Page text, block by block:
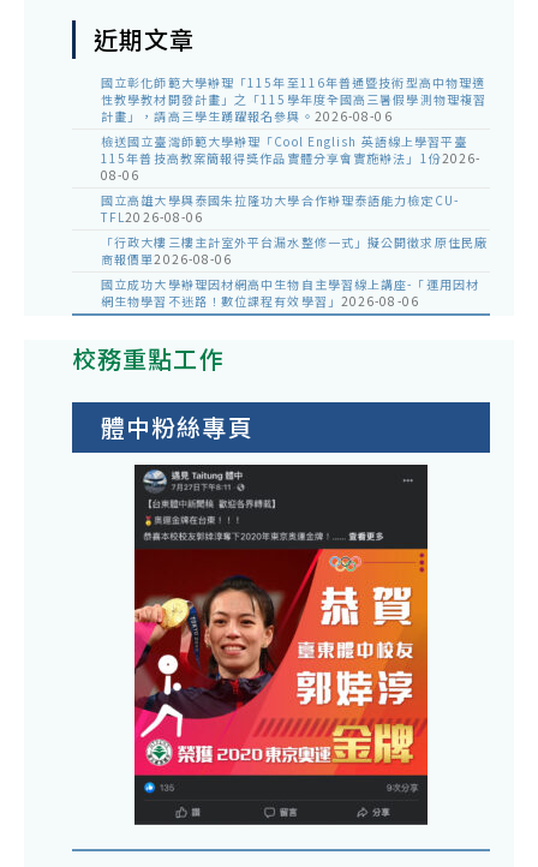
近期文章
國立彰化師範大學辦理「115年至116年普通暨技術型高中物理適
性教學教材開發計畫」之「115學年度全國高三暑假學測物理複習
計畫」，請高三學生踴躍報名參與。 2026-08-06
檢送國立臺灣師範大學辦理「Cool English 英語線上學習平臺
115年普技高教案簡報得獎作品實體分享會實施辦法」1份2026-
08-06
國立高雄大學與泰國朱拉隆功大學合作辦理泰語能力檢定CU-
TFL2026-08-06
「行政大樓三樓主計室外平台漏水整修一式」擬公開徵求原住民廠
商報價單2026-08-06
國立成功大學辦理因材網高中生物自主學習線上講座-「運用因材
網生物學習不迷路！數位課程有效學習」 2026-08-06
校務重點工作
體中粉絲專頁